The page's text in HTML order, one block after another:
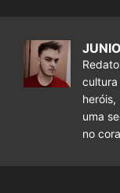
uma
no